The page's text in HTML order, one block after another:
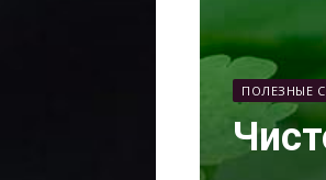
ПОЛЕЗНЫЕ